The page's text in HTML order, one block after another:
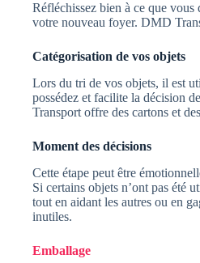
Réfléchissez bien à ce que
votre nouveau foyer. DMD
Catégorisation de vos objets
Lors du tri de vos objets, il est
possédez et facilite la décision
Transport offre des cartons et
Moment des décisions
Cette étape peut être
Si certains objets n’ont pas été
tout en aidant les autres ou en
inutiles.
Emballage